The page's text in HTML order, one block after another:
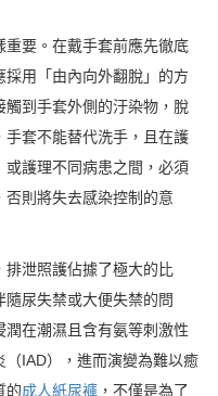
重要。在戴手套前應先徹底
用「由內向外翻脫」的方
到手套外側的汙染物，脫
手套不能替代洗手，且在護
護理不同病患之間，必須
則將失去感染控制的意
泄照護佔據了極大的比
尿失禁或大便失禁的問
在潮濕且含有氨等刺激性
IAD），進而演變為難以癒
的成人紙尿褲 ，不僅是為了